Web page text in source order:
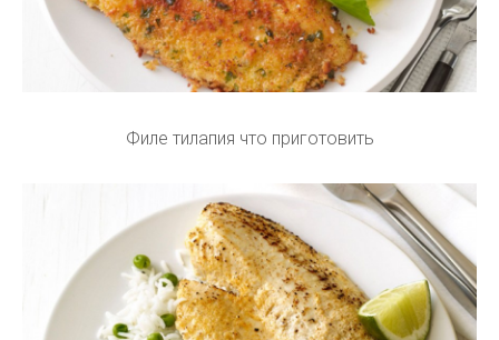
Филе тилапия что приготовить